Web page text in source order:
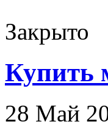
Закрыто
Купить
28 Май